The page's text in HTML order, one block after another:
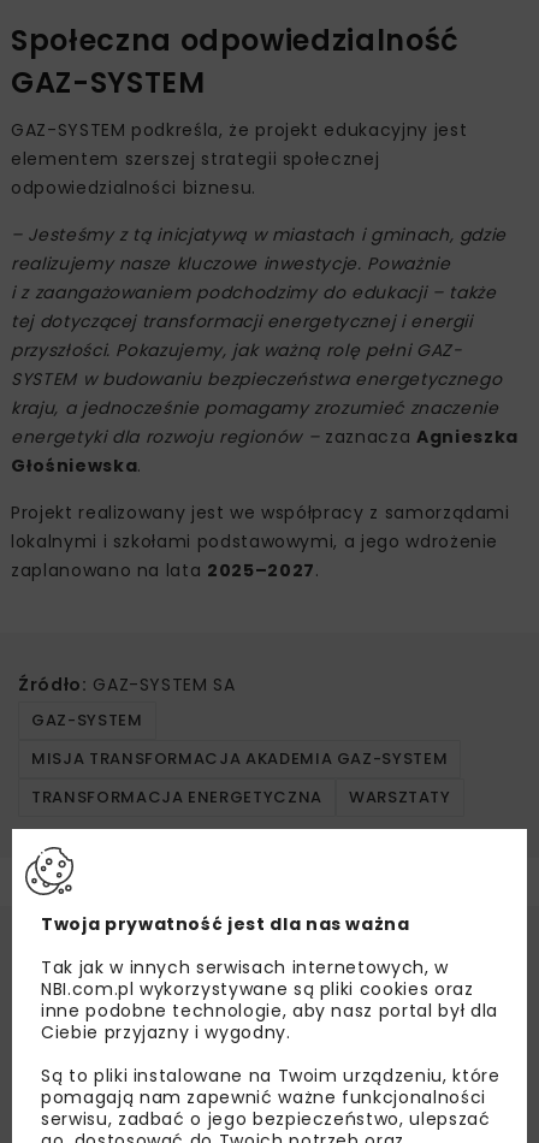
Społeczna odpowiedzialność
GAZ-SYSTEM
GAZ-SYSTEM podkreśla, że projekt edukacyjny jest
elementem szerszej strategii społecznej
odpowiedzialności biznesu.
– Jesteśmy z tą inicjatywą w miastach i gminach, gdzie
realizujemy nasze kluczowe inwestycje. Poważnie
i z zaangażowaniem podchodzimy do edukacji – także
tej dotyczącej transformacji energetycznej i energii
przyszłości. Pokazujemy, jak ważną rolę pełni GAZ-
SYSTEM w budowaniu bezpieczeństwa energetycznego
kraju, a jednocześnie pomagamy zrozumieć znaczenie
energetyki dla rozwoju regionów –zaznacza Agnieszka
Głośniewska.
Projekt realizowany jest we współpracy z samorządami
lokalnymi i szkołami podstawowymi, a jego wdrożenie
zaplanowano na lata 2025–2027.
Źródło: GAZ-SYSTEM SA
GAZ-SYSTEM
MISJA TRANSFORMACJA AKADEMIA GAZ-SYSTEM
TRANSFORMACJA ENERGETYCZNA
WARSZTATY
Twoja prywatność jest dla nas ważna
Tak jak w innych serwisach internetowych, w
NBI.com.pl wykorzystywane są pliki cookies oraz
inne podobne technologie, aby nasz portal był dla
Ciebie przyjazny i wygodny.
Są to pliki instalowane na Twoim urządzeniu, które
pomagają nam zapewnić ważne funkcjonalności
serwisu, zadbać o jego bezpieczeństwo, ulepszać